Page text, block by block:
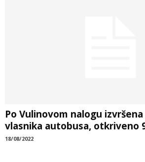
Po Vulinovom nalogu
vlasnika autobusa, otkriveno
18/08/2022